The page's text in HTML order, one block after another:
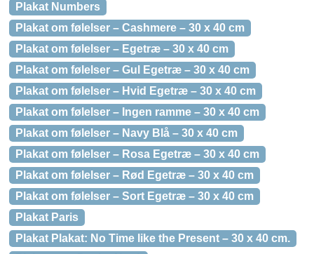
Plakat Numbers
Plakat om følelser – Cashmere – 30 x 40 cm
Plakat om følelser – Egetræ – 30 x 40 cm
Plakat om følelser – Gul Egetræ – 30 x 40 cm
Plakat om følelser – Hvid Egetræ – 30 x 40 cm
Plakat om følelser – Ingen ramme – 30 x 40 cm
Plakat om følelser – Navy Blå – 30 x 40 cm
Plakat om følelser – Rosa Egetræ – 30 x 40 cm
Plakat om følelser – Rød Egetræ – 30 x 40 cm
Plakat om følelser – Sort Egetræ – 30 x 40 cm
Plakat Paris
Plakat Plakat: No Time like the Present – 30 x 40 cm.